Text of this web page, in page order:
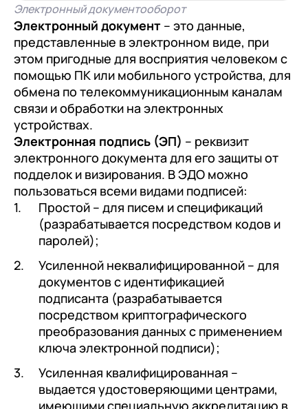
Электронный документооборот
Электронный документ – это данные,
представленные в электронном виде, при
этом пригодные для восприятия человеком с
помощью ПК или мобильного устройства, для
обмена по телекоммуникационным каналам
связи и обработки на электронных
устройствах.
Электронная подпись (ЭП) – реквизит
электронного документа для его защиты от
подделок и визирования. В ЭДО можно
пользоваться всеми видами подписей:
Простой – для писем и спецификаций
(разрабатывается посредством кодов и
паролей);
Усиленной неквалифицированной – для
документов с идентификацией
подписанта (разрабатывается
посредством криптографического
преобразования данных с применением
ключа электронной подписи);
Усиленная квалифицированная –
выдается удостоверяющими центрами,
имеющими специальную аккредитацию в